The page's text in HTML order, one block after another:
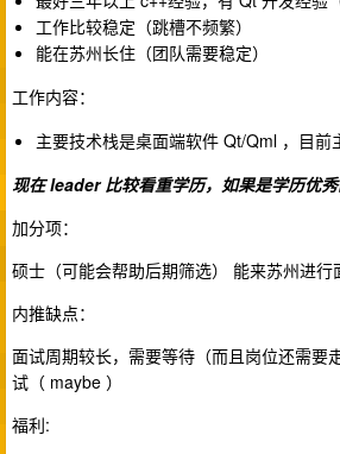
工作比较稳定（跳槽不频繁）
能在苏州长住（团队需要稳定）
工作内容：
主要技术栈是桌面端软件 Qt/Qml ，目前
现在 leader 比较看重学历，如果是学历优
加分项：
硕士（可能会帮助后期筛选） 能来苏州进行
内推缺点：
面试周期较长，需要等待（而且岗位还需要
试（ maybe ）
福利: